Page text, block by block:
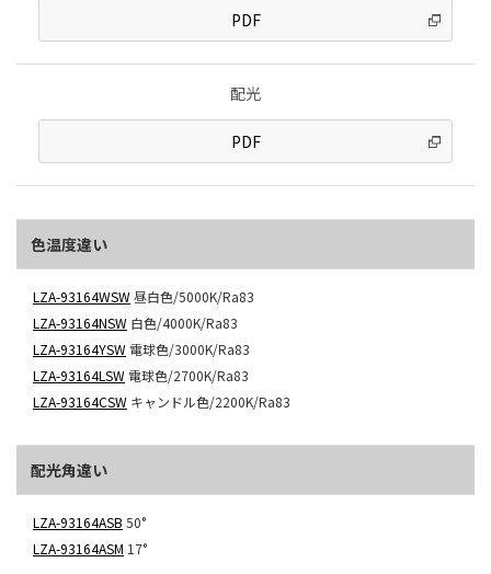
PDF
配光
PDF
色温度違い
LZA-93164WSW昼白色/5000K/Ra83
LZA-93164NSW 白色/4000K/Ra83
LZA-93164YSW 電球色/3000K/Ra83
LZA-93164LSW 電球色/2700K/Ra83
LZA-93164CSW キャンドル色/2200K/Ra83
配光角違い
LZA-93164ASB 50°
LZA-93164ASM 17°